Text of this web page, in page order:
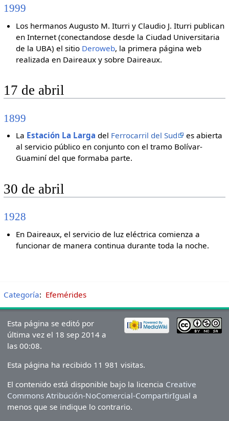
1999
Los hermanos Augusto M. Iturri y Claudio J. Iturri publican
en Internet (conectandose desde la Ciudad Universitaria
de la UBA) el sitio Deroweb, la primera página web
realizada en Daireaux y sobre Daireaux.
17 de abril
1899
La Estación La Larga del Ferrocarril del Sud
es abierta
al servicio público en conjunto con el tramo Bolívar-
Guaminí del que formaba parte.
30 de abril
1928
En Daireaux, el servicio de luz eléctrica comienza a
funcionar de manera continua durante toda la noche.
Categoría: Efemérides
Esta página se editó por
última vez el 18 sep 2014 a
las 00:08.
Esta página ha recibido 11 981 visitas.
El contenido está disponible bajo la licencia Creative
Commons Atribución-NoComercial-CompartirIgual a
menos que se indique lo contrario.